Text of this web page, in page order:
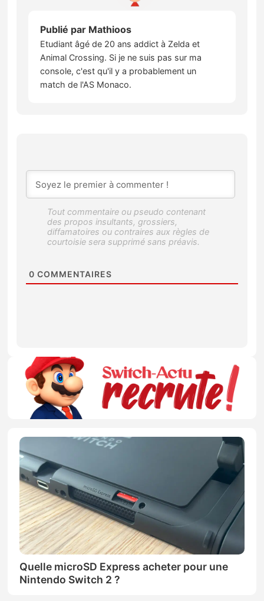
Publié par Mathioos
Etudiant âgé de 20 ans addict à Zelda et
Animal Crossing. Si je ne suis pas sur ma
console, c'est qu'il y a probablement un
match de l'AS Monaco.
0 COMMENTAIRES
Quelle microSD Express acheter pour une
Nintendo Switch 2 ?